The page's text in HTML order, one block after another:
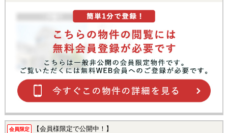
会員限定 【会員様限定で公開中！】